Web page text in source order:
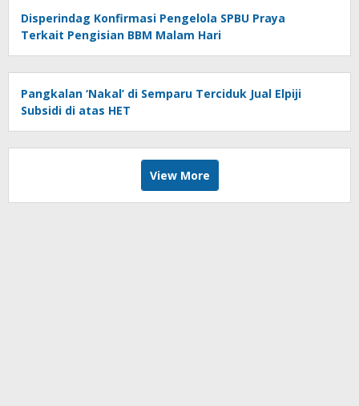
Disperindag Konfirmasi Pengelola SPBU Praya
Terkait Pengisian BBM Malam Hari
Pangkalan ‘Nakal’ di Semparu Terciduk Jual Elpiji
Subsidi di atas HET
View More